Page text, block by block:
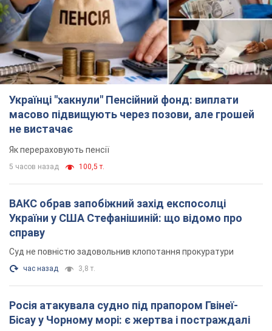
Українці "хакнули" Пенсійний фонд: виплати
масово підвищують через позови, але грошей
не вистачає
Як перераховують пенсії
5 часов назад 100,5 т.
ВАКС обрав запобіжний захід експосолці
України у США Стефанішиній: що відомо про
справу
Суд не повністю задовольнив клопотання прокуратури
час назад 3,8 т.
Росія атакувала судно під прапором Гвінеї-
Бісау у Чорному морі: є жертва і постраждалі